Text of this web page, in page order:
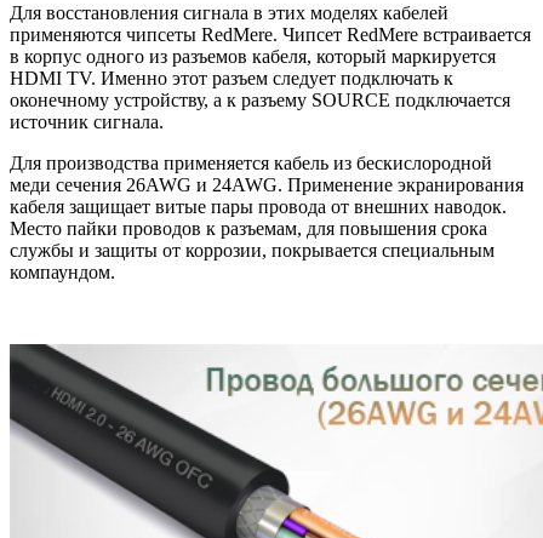
Для восстановления сигнала в этих моделях кабелей
применяются чипсеты RedMere. Чипсет RedMere встраивается
в корпус одного из разъемов кабеля, который маркируется
HDMI TV. Именно этот разъем следует подключать к
оконечному устройству, а к разъему SOURCE подключается
источник сигнала.
Для производства применяется кабель из бескислородной
меди сечения 26AWG и 24AWG. Применение экранирования
кабеля защищает витые пары провода от внешних наводок.
Место пайки проводов к разъемам, для повышения срока
службы и защиты от коррозии, покрывается специальным
компаундом.